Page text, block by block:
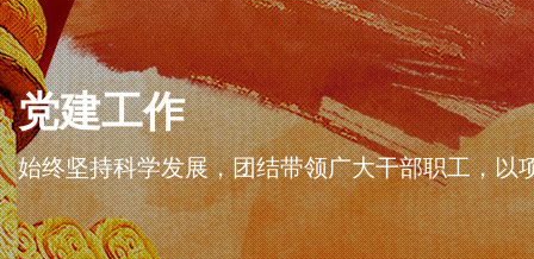
党建工作
始终坚持科学发展，团结带领广大干部职工，以